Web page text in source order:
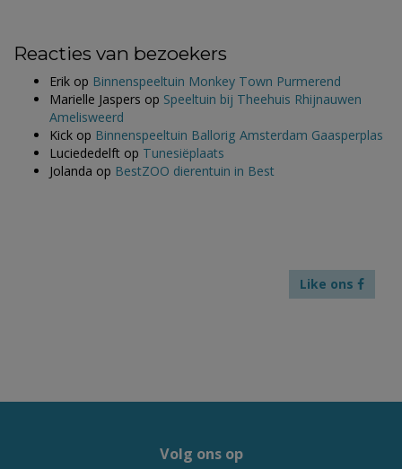
Reacties van bezoekers
Erik op Binnenspeeltuin Monkey Town Purmerend
Marielle Jaspers op Speeltuin bij Theehuis Rhijnauwen
Amelisweerd
Kick op Binnenspeeltuin Ballorig Amsterdam Gaasperplas
Luciededelft op Tunesiëplaats
Jolanda op BestZOO dierentuin in Best
Like ons
Volg ons op